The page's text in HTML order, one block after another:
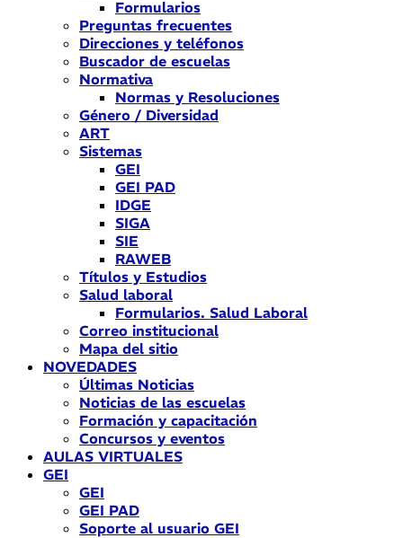
Formularios
Preguntas frecuentes
Direcciones y teléfonos
Buscador de escuelas
Normativa
Normas y Resoluciones
Género / Diversidad
ART
Sistemas
GEI
GEI PAD
IDGE
SIGA
SIE
RAWEB
Títulos y Estudios
Salud laboral
Formularios. Salud Laboral
Correo institucional
Mapa del sitio
NOVEDADES
Últimas Noticias
Noticias de las escuelas
Formación y capacitación
Concursos y eventos
AULAS VIRTUALES
GEI
GEI
GEI PAD
Soporte al usuario GEI